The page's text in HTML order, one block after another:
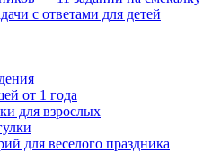
с ответами для детей
от 1 года
для взрослых
для веселого праздника